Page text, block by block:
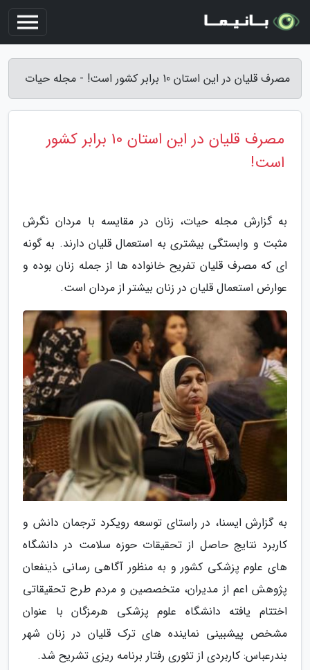
مصرف قلیان در این استان 10 برابر کشور است! - مجله حیات
مصرف قلیان در این استان 10 برابر کشور
است!
به گزارش مجله حیات، زنان در مقایسه با مردان نگرش
مثبت و وابستگی بیشتری به استعمال قلیان دارند. به گونه
ای که مصرف قلیان تفریح خانواده ها از جمله زنان بوده و
عوارض استعمال قلیان در زنان بیشتر از مردان است.
به گزارش ایسنا، در راستای توسعه رویکرد ترجمان دانش و
کاربرد نتایج حاصل از تحقیقات حوزه سلامت در دانشگاه
های علوم پزشکی کشور و به منظور آگاهی رسانی ذینفعان
پژوهش اعم از مدیران، متخصصین و مردم طرح تحقیقاتی
اختتام یافته دانشگاه علوم پزشکی هرمزگان با عنوان
مشخص پیشبینی نماینده های ترک قلیان در زنان شهر
بندرعباس: کاربردی از تئوری رفتار برنامه ریزی تشریح شد.